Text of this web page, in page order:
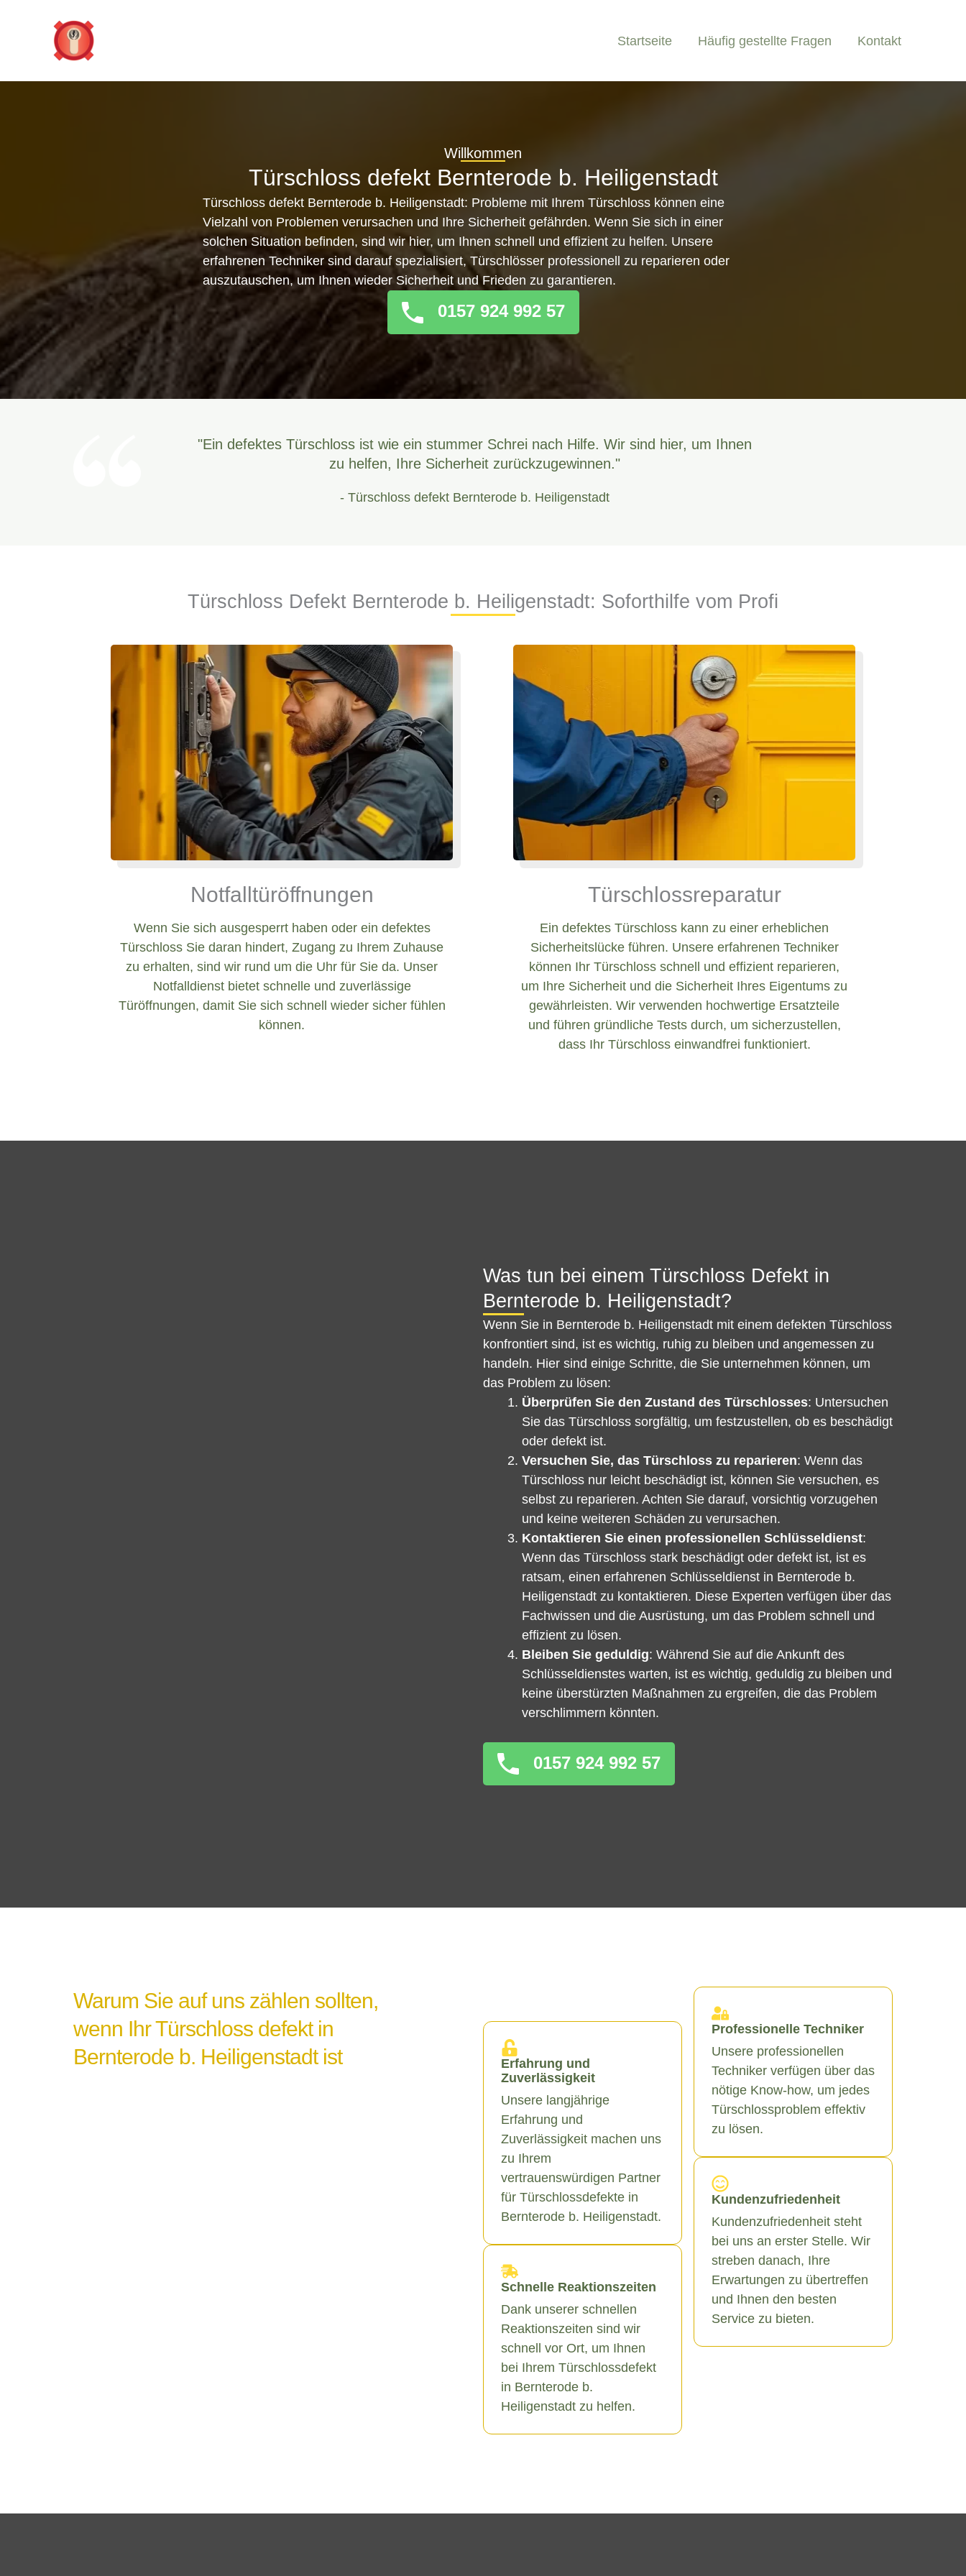
Startseite Häufig gestellte Fragen Kontakt
Willkommen
Türschloss defekt Bernterode b. Heiligenstadt
Türschloss defekt Bernterode b. Heiligenstadt: Probleme mit Ihrem Türschloss können eine
Vielzahl von Problemen verursachen und Ihre Sicherheit gefährden. Wenn Sie sich in einer
solchen Situation befinden, sind wir hier, um Ihnen schnell und effizient zu helfen. Unsere
erfahrenen Techniker sind darauf spezialisiert, Türschlösser professionell zu reparieren oder
auszutauschen, um Ihnen wieder Sicherheit und Frieden zu garantieren.
0157 924 992 57
"Ein defektes Türschloss ist wie ein stummer Schrei nach Hilfe. Wir sind hier, um Ihnen
zu helfen, Ihre Sicherheit zurückzugewinnen."
- Türschloss defekt Bernterode b. Heiligenstadt
Türschloss Defekt Bernterode b. Heiligenstadt: Soforthilfe vom Profi
Notfalltüröffnungen
Wenn Sie sich ausgesperrt haben oder ein defektes
Türschloss Sie daran hindert, Zugang zu Ihrem Zuhause
zu erhalten, sind wir rund um die Uhr für Sie da. Unser
Notfalldienst bietet schnelle und zuverlässige
Türöffnungen, damit Sie sich schnell wieder sicher fühlen
können.
Türschlossreparatur
Ein defektes Türschloss kann zu einer erheblichen
Sicherheitslücke führen. Unsere erfahrenen Techniker
können Ihr Türschloss schnell und effizient reparieren,
um Ihre Sicherheit und die Sicherheit Ihres Eigentums zu
gewährleisten. Wir verwenden hochwertige Ersatzteile
und führen gründliche Tests durch, um sicherzustellen,
dass Ihr Türschloss einwandfrei funktioniert.
Was tun bei einem Türschloss Defekt in
Bernterode b. Heiligenstadt?
Wenn Sie in Bernterode b. Heiligenstadt mit einem defekten Türschloss
konfrontiert sind, ist es wichtig, ruhig zu bleiben und angemessen zu
handeln. Hier sind einige Schritte, die Sie unternehmen können, um
das Problem zu lösen:
Überprüfen Sie den Zustand des Türschlosses: Untersuchen
Sie das Türschloss sorgfältig, um festzustellen, ob es beschädigt
oder defekt ist.
Versuchen Sie, das Türschloss zu reparieren: Wenn das
Türschloss nur leicht beschädigt ist, können Sie versuchen, es
selbst zu reparieren. Achten Sie darauf, vorsichtig vorzugehen
und keine weiteren Schäden zu verursachen.
Kontaktieren Sie einen professionellen Schlüsseldienst:
Wenn das Türschloss stark beschädigt oder defekt ist, ist es
ratsam, einen erfahrenen Schlüsseldienst in Bernterode b.
Heiligenstadt zu kontaktieren. Diese Experten verfügen über das
Fachwissen und die Ausrüstung, um das Problem schnell und
effizient zu lösen.
Bleiben Sie geduldig: Während Sie auf die Ankunft des
Schlüsseldienstes warten, ist es wichtig, geduldig zu bleiben und
keine überstürzten Maßnahmen zu ergreifen, die das Problem
verschlimmern könnten.
0157 924 992 57
Warum Sie auf uns zählen sollten,
wenn Ihr Türschloss defekt in
Bernterode b. Heiligenstadt ist
Erfahrung und
Zuverlässigkeit
Unsere langjährige
Erfahrung und
Zuverlässigkeit machen uns
zu Ihrem
vertrauenswürdigen Partner
für Türschlossdefekte in
Bernterode b. Heiligenstadt.
Schnelle Reaktionszeiten
Dank unserer schnellen
Reaktionszeiten sind wir
schnell vor Ort, um Ihnen
bei Ihrem Türschlossdefekt
in Bernterode b.
Heiligenstadt zu helfen.
Professionelle Techniker
Unsere professionellen
Techniker verfügen über das
nötige Know-how, um jedes
Türschlossproblem effektiv
zu lösen.
Kundenzufriedenheit
Kundenzufriedenheit steht
bei uns an erster Stelle. Wir
streben danach, Ihre
Erwartungen zu übertreffen
und Ihnen den besten
Service zu bieten.